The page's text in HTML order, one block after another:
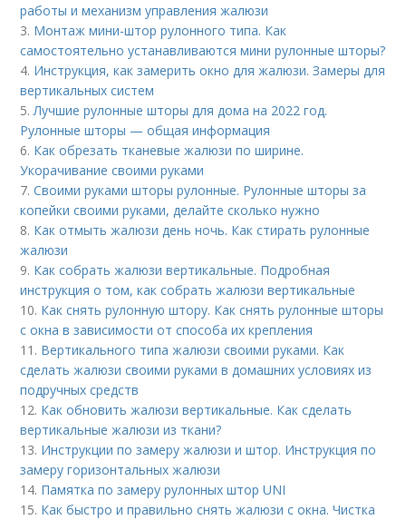
работы и механизм управления жалюзи
3. Монтаж мини-штор рулонного типа. Как
самостоятельно устанавливаются мини рулонные шторы?
4. Инструкция, как замерить окно для жалюзи. Замеры для
вертикальных систем
5. Лучшие рулонные шторы для дома на 2022 год.
Рулонные шторы — общая информация
6. Как обрезать тканевые жалюзи по ширине.
Укорачивание своими руками
7.Своими руками шторы рулонные. Рулонные шторы за
копейки своими руками, делайте сколько нужно
8. Как отмыть жалюзи день ночь. Как стирать рулонные
жалюзи
9. Как собрать жалюзи вертикальные. Подробная
инструкция о том, как собрать жалюзи вертикальные
10. Как снять рулонную штору. Как снять рулонные шторы
с окна в зависимости от способа их крепления
11. Вертикального типа жалюзи своими руками. Как
сделать жалюзи своими руками в домашних условиях из
подручных средств
12. Как обновить жалюзи вертикальные. Как сделать
вертикальные жалюзи из ткани?
13. Инструкции по замеру жалюзи и штор. Инструкция по
замеру горизонтальных жалюзи
14. Памятка по замеру рулонных штор UNI
15. Как быстро и правильно снять жалюзи с окна. Чистка